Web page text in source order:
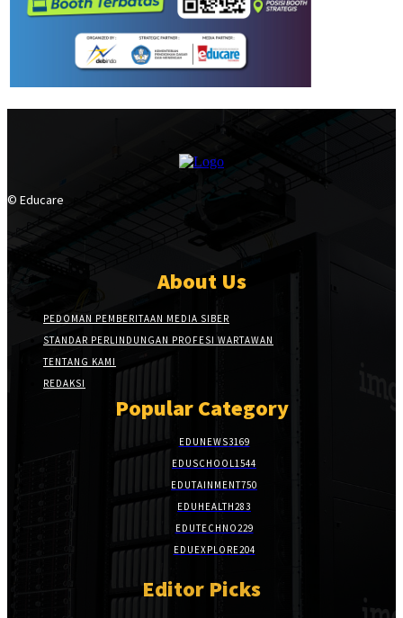
© Educare
About Us
PEDOMAN PEMBERITAAN MEDIA SIBER
STANDAR PERLINDUNGAN PROFESI WARTAWAN
TENTANG KAMI
REDAKSI
Popular Category
EDUNEWS3169
EDUSCHOOL1544
EDUTAINMENT750
EDUHEALTH283
EDUTECHNO229
EDUEXPLORE204
Editor Picks